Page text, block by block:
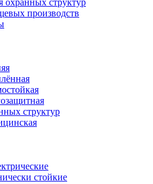
охранных структур
производств
структур
стойкие